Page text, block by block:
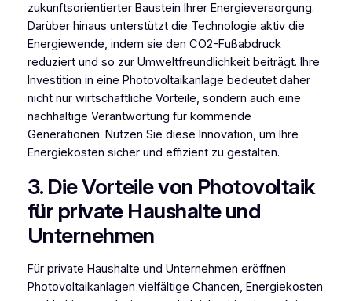
zukunftsorientierter Baustein Ihrer Energieversorgung.
Darüber hinaus unterstützt die Technologie aktiv die
Energiewende, indem sie den CO2-Fußabdruck
reduziert und so zur Umweltfreundlichkeit beiträgt. Ihre
Investition in eine Photovoltaikanlage bedeutet daher
nicht nur wirtschaftliche Vorteile, sondern auch eine
nachhaltige Verantwortung für kommende
Generationen. Nutzen Sie diese Innovation, um Ihre
Energiekosten sicher und effizient zu gestalten.
3. Die Vorteile von Photovoltaik
für private Haushalte und
Unternehmen
Für private Haushalte und Unternehmen eröffnen
Photovoltaikanlagen vielfältige Chancen, Energiekosten